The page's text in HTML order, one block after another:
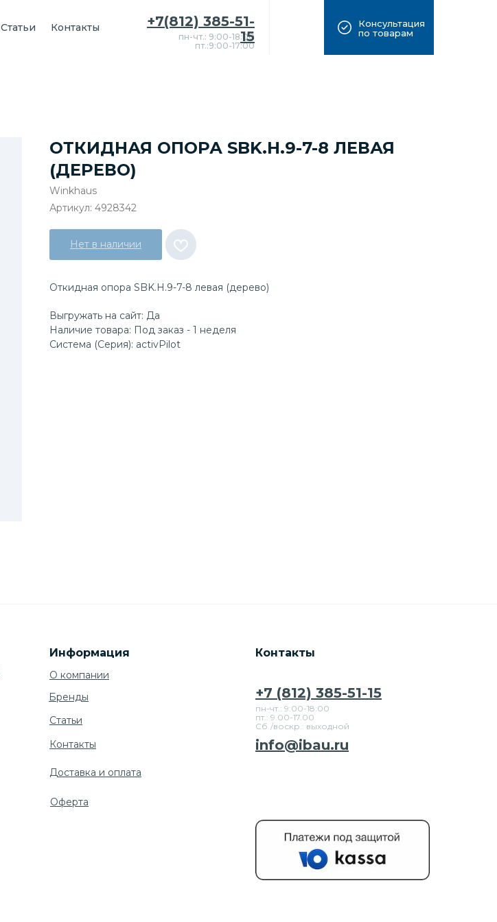
Консультация
по товарам
пн-чт.: 9:00-18:00
пт.:9:00-17:00
+7(812) 385-51-
15
Статьи Контакты
ОТКИДНАЯ ОПОРА SBK.H.9-7-8 ЛЕВАЯ
(ДЕРЕВО)
Winkhaus
Артикул: 4928342
Нет в наличии
Откидная опора SBK.H.9-7-8 левая (дерево)
Выгружать на сайт: Да
Наличие товара: Под заказ - 1 неделя
Система (Серия): activPilot
+7 (812) 385-51-15
пн-чт.: 9:00-18:00
пт.: 9.00-17.00
Сб./воскр.: выходной
Информация Контакты
info@ibau.ru
О компании
Cтатьи
Контакты
Доставка и оплата
Оферта
Бренды